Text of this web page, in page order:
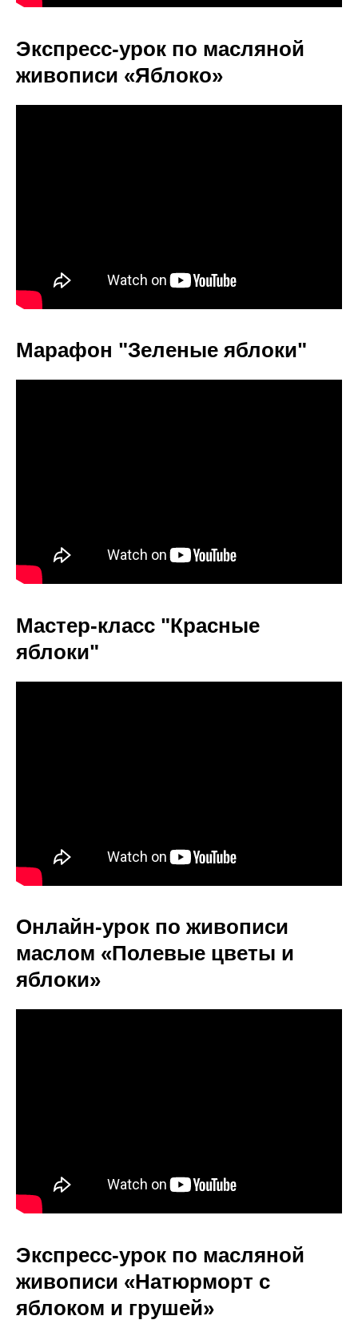
Экспресс-урок по масляной
живописи «Яблоко»
Марафон "Зеленые яблоки"
Мастер-класс "Красные
яблоки"
Онлайн-урок по живописи
маслом «Полевые цветы и
яблоки»
Экспресс-урок по масляной
живописи «Натюрморт с
яблоком и грушей»